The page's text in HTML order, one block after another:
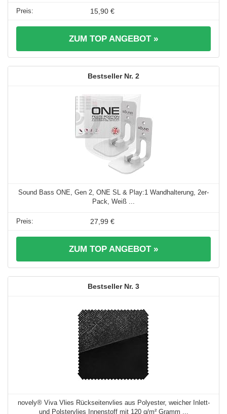
15,90 €
ZUM TOP ANGEBOT »
2
Sound Bass ONE, Gen 2, ONE SL & Play:1 Wandhalterung, 2er-
Pack, Weiß ...
27,99 €
ZUM TOP ANGEBOT »
3
novely® Viva Vlies Rückseitenvlies aus Polyester, weicher Inlett-
und Polstervlies Innenstoff mit 120 g/m² Gramm ...